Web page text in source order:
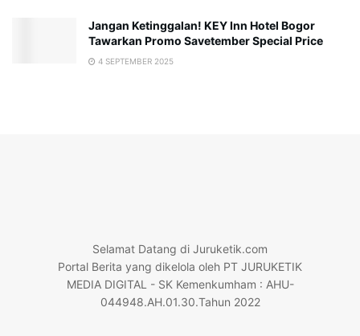
Jangan Ketinggalan! KEY Inn Hotel Bogor
Tawarkan Promo Savetember Special Price
4 SEPTEMBER 2025
Selamat Datang di Juruketik.com
Portal Berita yang dikelola oleh PT JURUKETIK
MEDIA DIGITAL - SK Kemenkumham : AHU-
044948.AH.01.30.Tahun 2022